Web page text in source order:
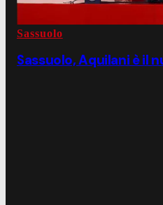
Sassuolo
Sassuolo, Aquilani è il